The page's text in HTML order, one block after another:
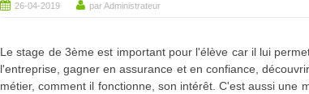
26-04-2019 par Administrateur
Le stage de 3ème est important pour l'élève car il lui
l'entreprise, gagner en assurance et en confiance,
métier, comment il fonctionne, son intérêt. C'est aussi une